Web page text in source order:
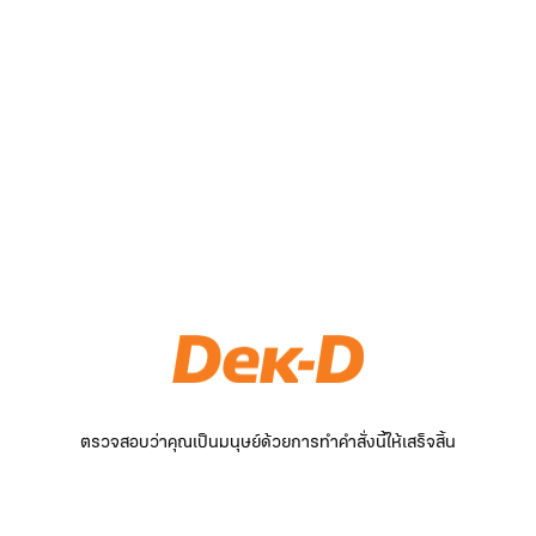
ตรวจสอบว่าคุณเป็นมนุษย์ด้วยการทำคำสั่งนี้ให้เสร็จสิ้น